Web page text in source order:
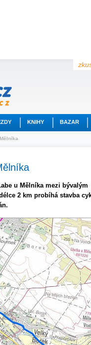
KNIHY BAZAR
u Mělníka mezi bývalým
2 km probíhá stavba